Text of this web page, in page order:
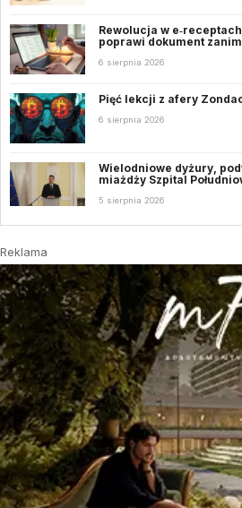
Rewolucja w
poprawi dokument
6 sierpnia 2026
Pięć lekcji z afery
6 sierpnia 2026
Wielodniowe dyżury,
miażdży Szpital
5 sierpnia 2026
Reklama